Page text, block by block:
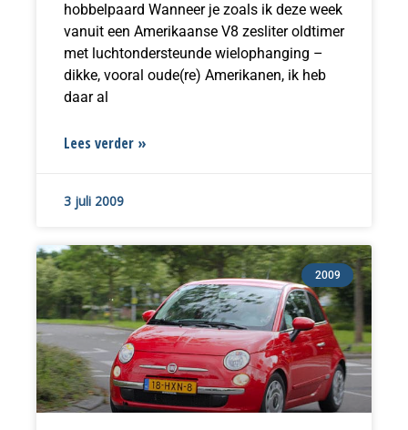
hobbelpaard Wanneer je zoals ik deze week
vanuit een Amerikaanse V8 zesliter oldtimer
met luchtondersteunde wielophanging –
dikke, vooral oude(re) Amerikanen, ik heb
daar al
Lees verder »
3 juli 2009
2009